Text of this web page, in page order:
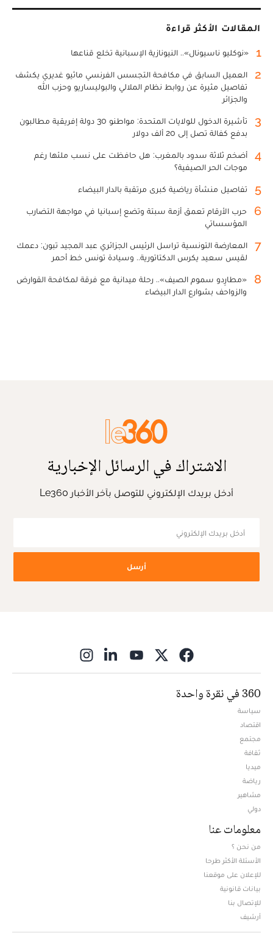
المقالات الأكثر قراءة
1 «نوكليو ناسيونال».. النيونازية الإسبانية تخلع قناعها
2
العميل السابق في مكافحة التجسس الفرنسي ماثيو غديري يكشف
تفاصيل مثيرة عن روابط نظام الملالي والبوليساريو وحزب الله
والجزائر
3
تأشيرة الدخول للولايات المتحدة: مواطنو 30 دولة إفريقية مطالبون
بدفع كفالة تصل إلى 20 ألف دولار
4
أضخم ثلاثة سدود بالمغرب: هل حافظت على نسب ملئها رغم
موجات الحر الصيفية؟
5 تفاصيل منشأة رياضية كبرى مرتقبة بالدار البيضاء
6
حرب الأرقام تعمق أزمة سبتة وتضع إسبانيا في مواجهة التضارب
المؤسساتي
7
المعارضة التونسية تراسل الرئيس الجزائري عبد المجيد تبون: دعمك
لقيس سعيد يكرس الدكتاتورية.. وسيادة تونس خط أحمر
8
«مطارِدو سموم الصيف».. رحلة ميدانية مع فرقة لمكافحة القوارض
والزواحف بشوارع الدار البيضاء
الاشتراك في الرسائل الإخبارية
أدخل بريدك الإلكتروني للتوصل بآخر الأخبار Le360
أرسل
360 في نقرة واحدة
سياسة
اقتصاد
مجتمع
ثقافة
ميديا
رياضة
مشاهير
دولي
معلومات عنا
من نحن ؟
الأسئلة الأكثر طرحا
للإعلان على موقعنا
بيانات قانونية
للإتصال بنا
أرشيف